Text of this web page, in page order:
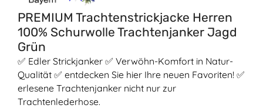
PREMIUM Trachtenstrickjacke Herren
100% Schurwolle Trachtenjanker Jagd
Grün
✅ Edler Strickjanker ✅ Verwöhn-Komfort in Natur-
Qualität ✅ entdecken Sie hier Ihre neuen Favoriten! ✅
erlesene Trachtenjanker nicht nur zur
Trachtenlederhose.